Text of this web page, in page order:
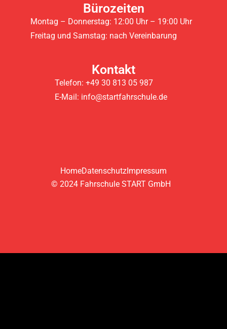
Bürozeiten
Montag – Donnerstag: 12:00 Uhr – 19:00 Uhr
Freitag und Samstag: nach Vereinbarung
Kontakt
Telefon: +49 30 813 05 987
E-Mail: info@startfahrschule.de
HomeDatenschutzImpressum
© 2024 Fahrschule START GmbH